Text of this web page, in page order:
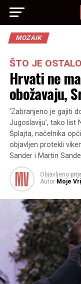
MOZAIK
ŠTO JE
Hrvati ne
obožavaju,
‘Zabranjeno je gajiti
Jugoslaviju’, tako list
Šplajta, načelnika
objavljen protekli
Sander i Martin
Objavljeno
Autor Moje